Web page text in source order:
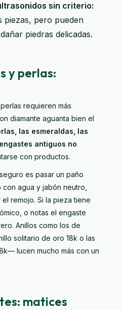
sin criterio:
piezas, pero pueden
piedras delicadas.
y perlas:
requieren más
diamante aguanta bien el
las esmeraldas, las
antiguos no
con productos.
es pasar un paño
agua y jabón neutro,
remojo. Si la pieza tiene
o notas el engaste
Anillos como los de
solitario de oro 18k o las
— lucen mucho más con un
matices